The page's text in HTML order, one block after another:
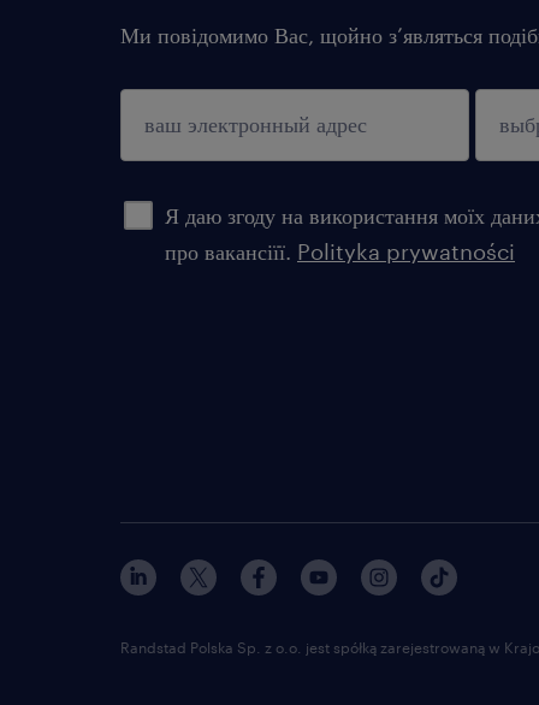
Ми повідомимо Вас, щойно з’являться
Я даю згоду на використання моїх
про вакансіїї. Polityka prywatności
підтверджувати
Randstad Polska Sp. z o.o. jest spółką zarejestrowaną w